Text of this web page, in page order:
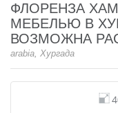
ФЛОРЕНЗА
МЕБЕЛЬЮ В
ВОЗМОЖНА
arabia, Хургада